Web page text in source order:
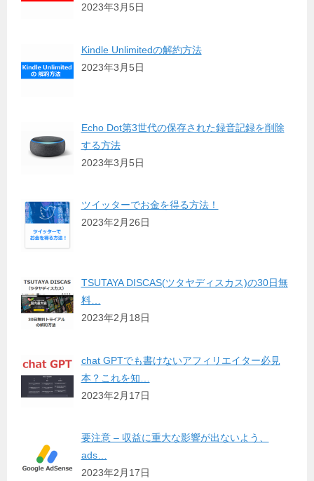
2023年3月5日
Kindle Unlimitedの解約方法
2023年3月5日
Echo Dot第3世代の保存された録音記録を削除
する方法
2023年3月5日
ツイッターでお金を得る方法！
2023年2月26日
TSUTAYA DISCAS(ツタヤディスカス)の30日無
料…
2023年2月18日
chat GPTでも書けないアフィリエイター必見
本？これを知…
2023年2月17日
要注意 – 収益に重大な影響が出ないよう、
ads…
2023年2月17日